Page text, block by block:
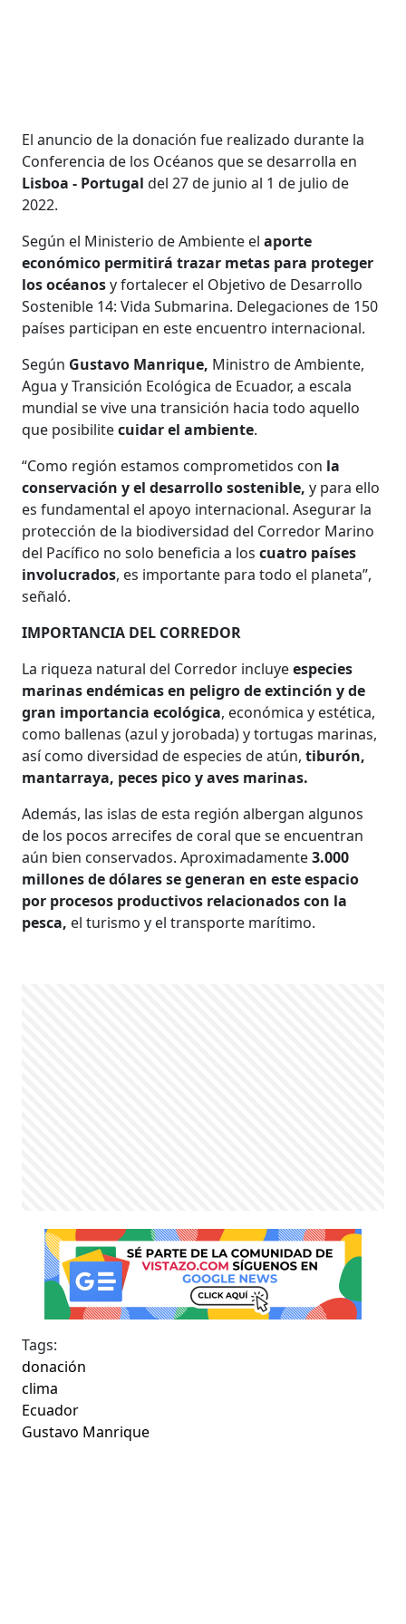
El anuncio de la donación fue realizado durante la
Conferencia de los Océanos que se desarrolla en
Lisboa - Portugaldel 27 de junio al 1 de julio de
2022.
Según el Ministerio de Ambiente elaporte
económico permitirá trazar metas para proteger
los océanosy fortalecer el Objetivo de Desarrollo
Sostenible 14: Vida Submarina. Delegaciones de 150
países participan en este encuentro internacional.
Según Gustavo Manrique, Ministro de Ambiente,
Agua y Transición Ecológica de Ecuador, a escala
mundial se vive una transición hacia todo aquello
que posibilitecuidar el ambiente.
“Como región estamos comprometidos con la
conservación y el desarrollo sostenible, y para ello
es fundamental el apoyo internacional. Asegurar la
protección de la biodiversidad del Corredor Marino
del Pacífico no solo beneficia a loscuatro países
involucrados, es importante para todo el planeta”,
señaló.
IMPORTANCIA DEL CORREDOR
La riqueza natural del Corredor incluyeespecies
marinas endémicas en peligro de extinción y de
gran importancia ecológica, económica y estética,
como ballenas (azul y jorobada) y tortugas marinas,
así como diversidad de especies de atún,tiburón,
mantarraya, peces pico y aves marinas.
Además, las islas de esta región albergan algunos
de los pocos arrecifes de coral que se encuentran
aún bien conservados. Aproximadamente3.000
millones de dólares se generan en este espacio
por procesos productivos relacionados con la
pesca, el turismo y el transporte marítimo.
Tags:
donación
clima
Ecuador
Gustavo Manrique